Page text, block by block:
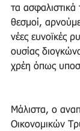
τα ασφαλιστικά
θεσμοί,
νέες ευνοϊκές
ουσίας
χρέη όπως
Μάλιστα, ο
Οικονομικών